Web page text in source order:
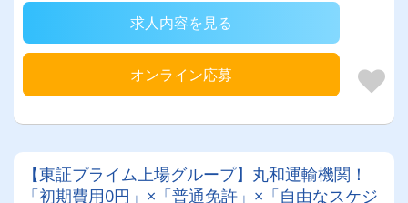
求人内容を見る
オンライン応募
【東証プライム上場グループ】丸和運輸機関！
「初期費用0円」×「普通免許」×「自由なスケジ